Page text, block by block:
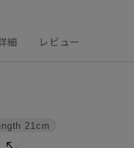
細 レビュー
21cm